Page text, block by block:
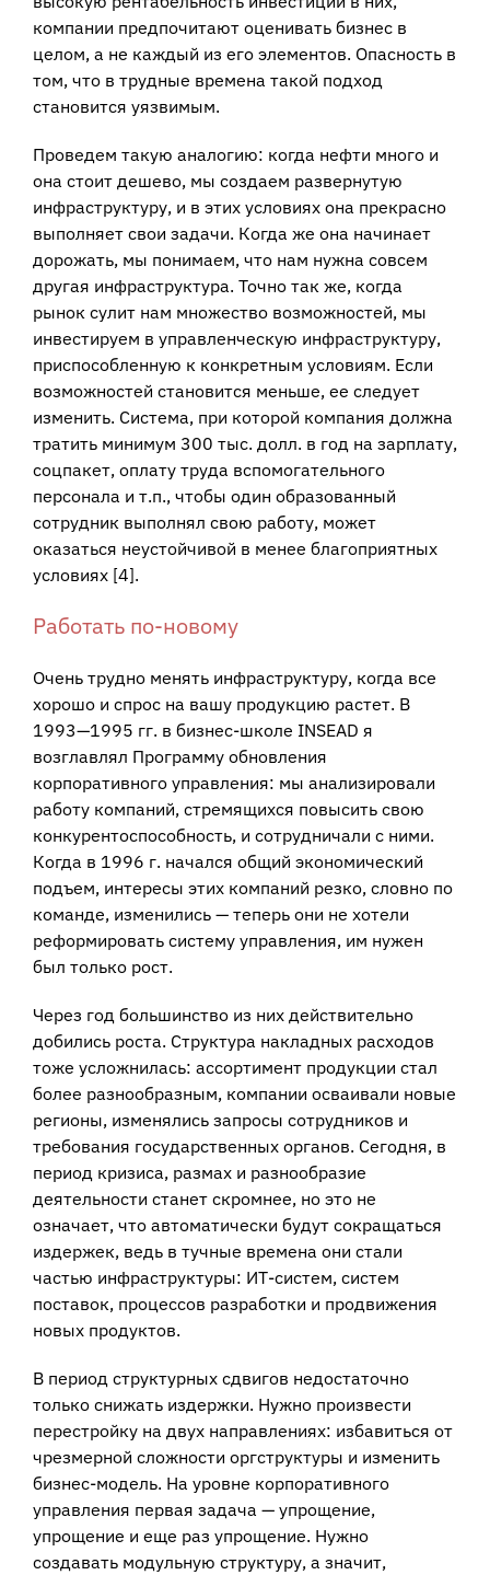
компании предпочитают оценивать бизнес в
целом, а не каждый из его элементов. Опасность в
том, что в трудные времена такой подход
становится уязвимым.
Проведем такую аналогию: когда нефти много и
она стоит дешево, мы создаем развернутую
инфраструктуру, и в этих условиях она прекрасно
выполняет свои задачи. Когда же она начинает
дорожать, мы понимаем, что нам нужна совсем
другая инфраструктура. Точно так же, когда
рынок сулит нам множество возможностей, мы
инвестируем в управленческую инфраструктуру,
приспособленную к конкретным условиям. Если
возможностей становится меньше, ее следует
изменить. Система, при которой компания должна
тратить минимум 300 тыс. долл. в год на зарплату,
соцпакет, оплату труда вспомогательного
персонала и т.п., чтобы один образованный
сотрудник выполнял свою работу, может
оказаться неустойчивой в менее благоприятных
условиях [4].
Работать по-новому
Очень трудно менять инфраструктуру, когда все
хорошо и спрос на вашу продукцию растет. В
1993—1995 гг. в бизнес-школе INSEAD я
возглавлял Программу обновления
корпоративного управления: мы анализировали
работу компаний, стремящихся повысить свою
конкурентоспособность, и сотрудничали с ними.
Когда в 1996 г. начался общий экономический
подъем, интересы этих компаний резко, словно по
команде, изменились — теперь они не хотели
реформировать систему управления, им нужен
был только рост.
Через год большинство из них действительно
добились роста. Структура накладных расходов
тоже усложнилась: ассортимент продукции стал
более разнообразным, компании осваивали новые
регионы, изменялись запросы сотрудников и
требования государственных органов. Сегодня, в
период кризиса, размах и разнообразие
деятельности станет скромнее, но это не
означает, что автоматически будут сокращаться
издержек, ведь в тучные времена они стали
частью инфраструктуры: ИТ-систем, систем
поставок, процессов разработки и продвижения
новых продуктов.
В период структурных сдвигов недостаточно
только снижать издержки. Нужно произвести
перестройку на двух направлениях: избавиться от
чрезмерной сложности оргструктуры и изменить
бизнес-модель. На уровне корпоративного
управления первая задача — упрощение,
упрощение и еще раз упрощение. Нужно
создавать модульную структуру, а значит,